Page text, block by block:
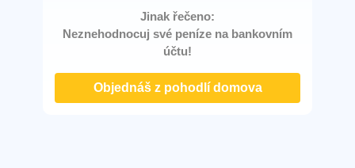
Jinak řečeno:
Neznehodnocuj své peníze na bankovním
účtu!
Objednáš z pohodlí domova